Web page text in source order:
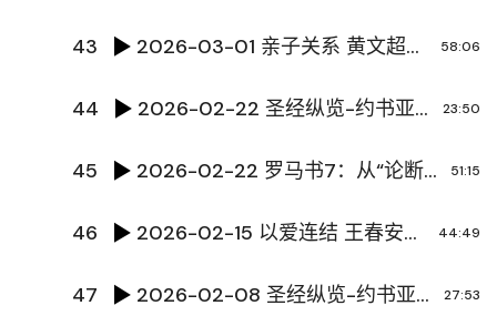
43 2026-03-01 亲子关系 黄文超牧师 58:06
44 2026-02-22 圣经纵览-约书亚记10 陈国辉传道 23:50
45 2026-02-22 罗马书7：从“论断他人”到“自省悔改” 陈国辉传道 51:15
46 2026-02-15 以爱连结 王春安牧师 44:49
47 2026-02-08 圣经纵览-约书亚记9 陈国辉传道 27:53